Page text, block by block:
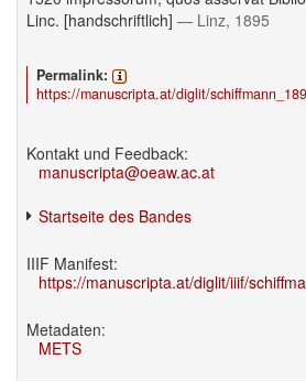
Linc. [handschriftlich] — Linz, 1895
Permalink:
https://manuscripta.at/diglit/
Kontakt und Feedback:
manuscripta@oeaw.ac.at
Startseite des Bandes
IIIF Manifest:
https://manuscripta.at/diglit/iiif/
Metadaten:
METS